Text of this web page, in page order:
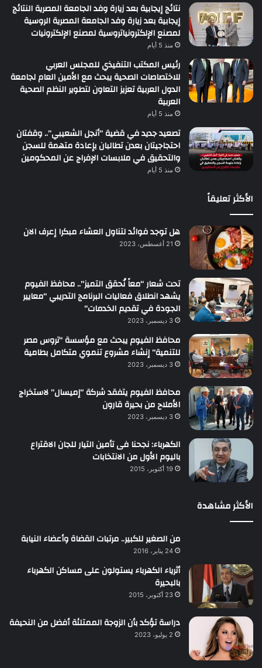
نتائج إيجابية بعد زيارة وفد الجامعة المصرية النتائج
إيجابية بعد زيارة وفد الجامعة المصرية الروسية
لمصنع الإلكترونياتروسية لمصنع الإلكترونيات
منذ 5 أيام
رئيس المكتب التنفيذي للمجلس العربي
للاختصاصات الصحية يبحث مع الأمين العام لجامعة
الدول العربية تعزيز التعاون لتطوير النظم الصحية
العربية
منذ 5 أيام
تصعيد جديد في قضية “أنجل الشعيبي”.. وقفتان
احتجاجيتان بعدن تطالبان بإعادة متهمة للسجن
والتحقيق في ملابسات الإفراج عن المحكومين
منذ 5 أيام
الأكثر تعليقاً
هل توجد فوائد لتناول العشاء مبكرا إعرف الان
21 أغسطس، 2023
تحت شعار “معاً نُحقق التميز”.. محافظ الفيوم
يشهد انطلاق فعاليات البرنامج التدريبي “معايير
الجودة في تقديم الخدمات”
3 ديسمبر، 2023
محافظ الفيوم يبحث مع مؤسسة “تروس مصر
للتنمية” إنشاء مشروع تنموي متكامل بطامية
3 ديسمبر، 2023
محافظ الفيوم يتفقد شركة “إميسال” لاستخراج
الأملاح من بحيرة قارون
3 ديسمبر، 2023
الكهرباء: نجحنا فى تأمين التيار للجان الاقتراع
باليوم الأول من الانتخابات
19 أكتوبر، 2015
الأكثر مشاهدة
من الصغير للكبير.. مرتبات القضاة وأعضاء النيابة
24 يناير، 2016
أثرياء الكهرباء يستولون على مساكن الكهرباء
بالبحيرة
23 أكتوبر، 2015
دراسة تؤكد بأن الزوجة الممتلئة أفضل من النحيفة
2 يوليو، 2023